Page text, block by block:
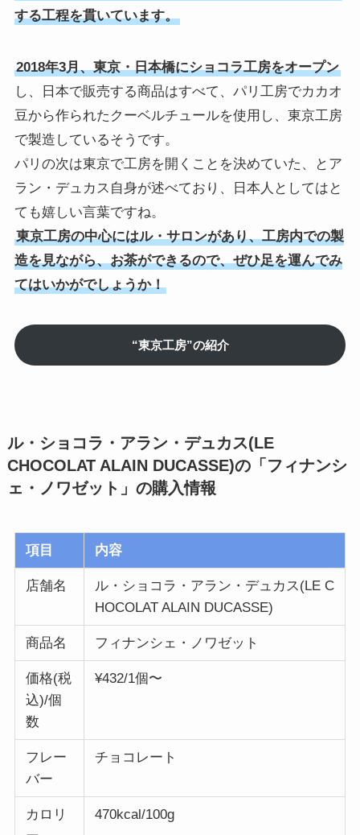
する工程を貫いています。
2018年3月、東京・日本橋にショコラ工房をオープン
し、日本で販売する商品はすべて、パリ工房でカカオ
豆から作られたクーベルチュールを使用し、東京工房
で製造しているそうです。
パリの次は東京で工房を開くことを決めていた、とア
ラン・デュカス自身が述べており、日本人としてはと
ても嬉しい言葉ですね。
東京工房の中心にはル・サロンがあり、工房内での製
造を見ながら、お茶ができるので、ぜひ足を運んでみ
てはいかがでしょうか！
“東京工房”の紹介
ル・ショコラ・アラン・デュカス(LE
CHOCOLAT ALAIN DUCASSE)の「フィナンシ
ェ・ノワゼット」 の購入情報
項目 内容
店舗名
ル・ショコラ・アラン・デュカス(LE C
HOCOLAT ALAIN DUCASSE)
商品名 フィナンシェ・ノワゼット
価格(税
込)/個
数
¥432/1個〜
フレー
バー
チョコレート
カロリ
470kcal/100g